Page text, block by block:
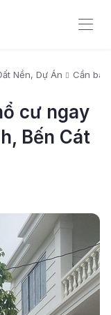
Nền, Dự Án Cần
cư ngay
Bến Cát